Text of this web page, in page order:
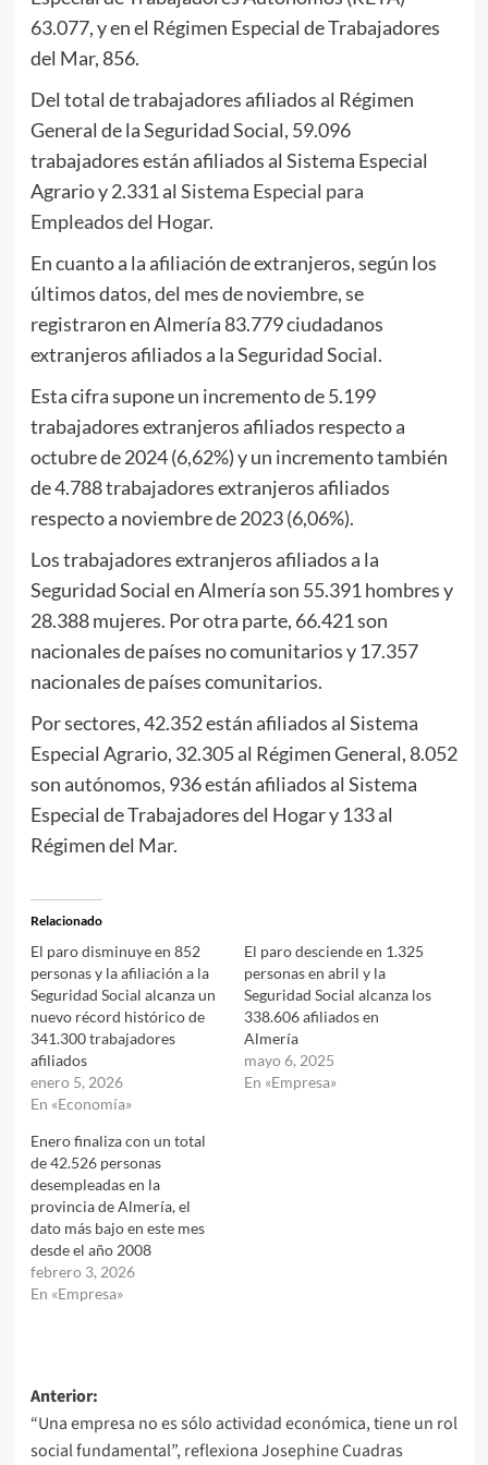
63.077, y en el Régimen Especial de Trabajadores
del Mar, 856.
Del total de trabajadores afiliados al Régimen
General de la Seguridad Social, 59.096
trabajadores están afiliados al Sistema Especial
Agrario y 2.331 al Sistema Especial para
Empleados del Hogar.
En cuanto a la afiliación de extranjeros, según los
últimos datos, del mes de noviembre, se
registraron en Almería 83.779 ciudadanos
extranjeros afiliados a la Seguridad Social.
Esta cifra supone un incremento de 5.199
trabajadores extranjeros afiliados respecto a
octubre de 2024 (6,62%) y un incremento también
de 4.788 trabajadores extranjeros afiliados
respecto a noviembre de 2023 (6,06%).
Los trabajadores extranjeros afiliados a la
Seguridad Social en Almería son 55.391 hombres y
28.388 mujeres. Por otra parte, 66.421 son
nacionales de países no comunitarios y 17.357
nacionales de países comunitarios.
Por sectores, 42.352 están afiliados al Sistema
Especial Agrario, 32.305 al Régimen General, 8.052
son autónomos, 936 están afiliados al Sistema
Especial de Trabajadores del Hogar y 133 al
Régimen del Mar.
Relacionado
El paro disminuye en 852
personas y la afiliación a la
Seguridad Social alcanza un
nuevo récord histórico de
341.300 trabajadores
afiliados
enero 5, 2026
En «Economía»
El paro desciende en 1.325
personas en abril y la
Seguridad Social alcanza los
338.606 afiliados en
Almería
mayo 6, 2025
En «Empresa»
Enero finaliza con un total
de 42.526 personas
desempleadas en la
provincia de Almería, el
dato más bajo en este mes
desde el año 2008
febrero 3, 2026
En «Empresa»
Navegación
de
Anterior:
“Una empresa no es sólo actividad económica, tiene un rol
social fundamental”, reflexiona Josephine Cuadras